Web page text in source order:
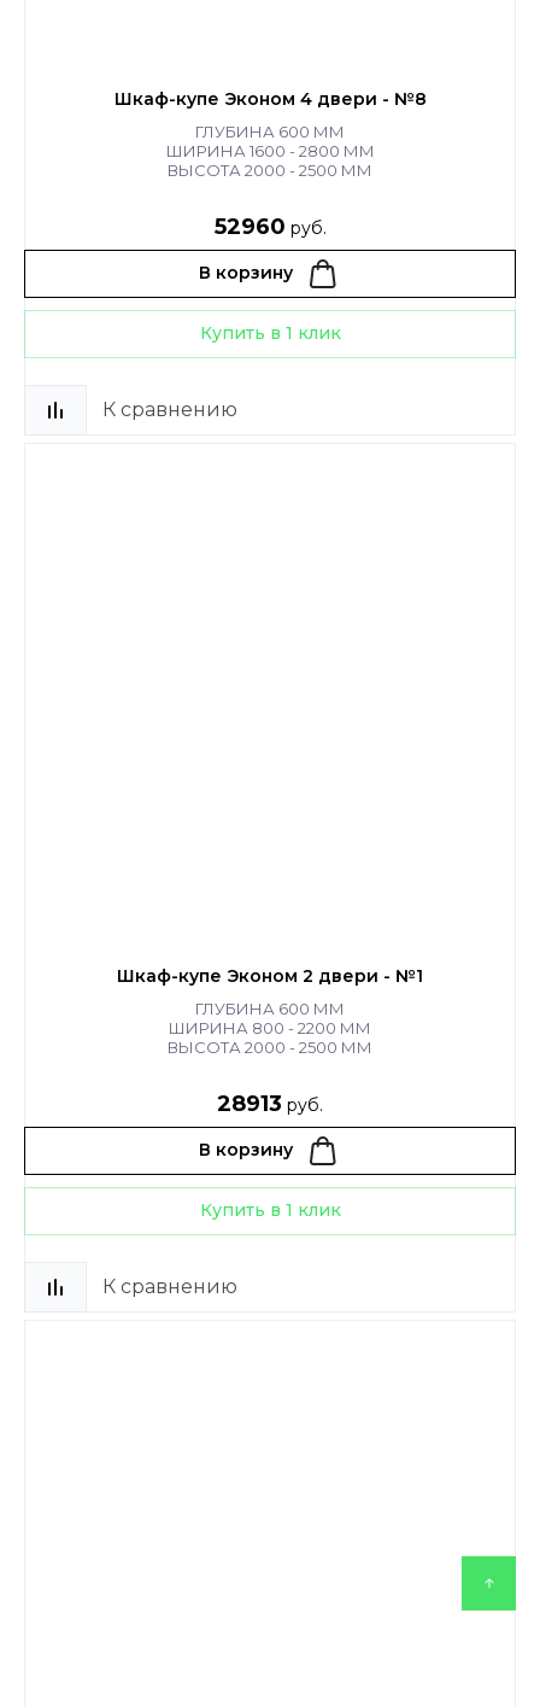
Шкаф-купе Эконом 4 двери - №8
ГЛУБИНА 600 ММ
ШИРИНА 1600 - 2800 ММ
ВЫСОТА 2000 - 2500 ММ
52960 руб.
В корзину
Купить в 1 клик
К сравнению
Шкаф-купе Эконом 2 двери - №1
ГЛУБИНА 600 ММ
ШИРИНА 800 - 2200 ММ
ВЫСОТА 2000 - 2500 ММ
28913 руб.
В корзину
Купить в 1 клик
К сравнению